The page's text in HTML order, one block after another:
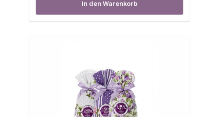
In den Warenkorb